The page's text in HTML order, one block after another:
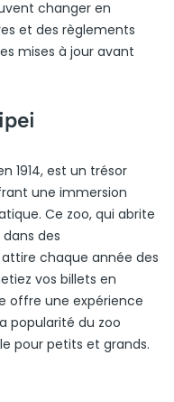
changer en
et des règlements
mises à jour avant
1914, est un trésor
une immersion
Ce zoo, qui abrite
des
chaque année des
vos billets en
offre une expérience
popularité du zoo
pour petits et grands.